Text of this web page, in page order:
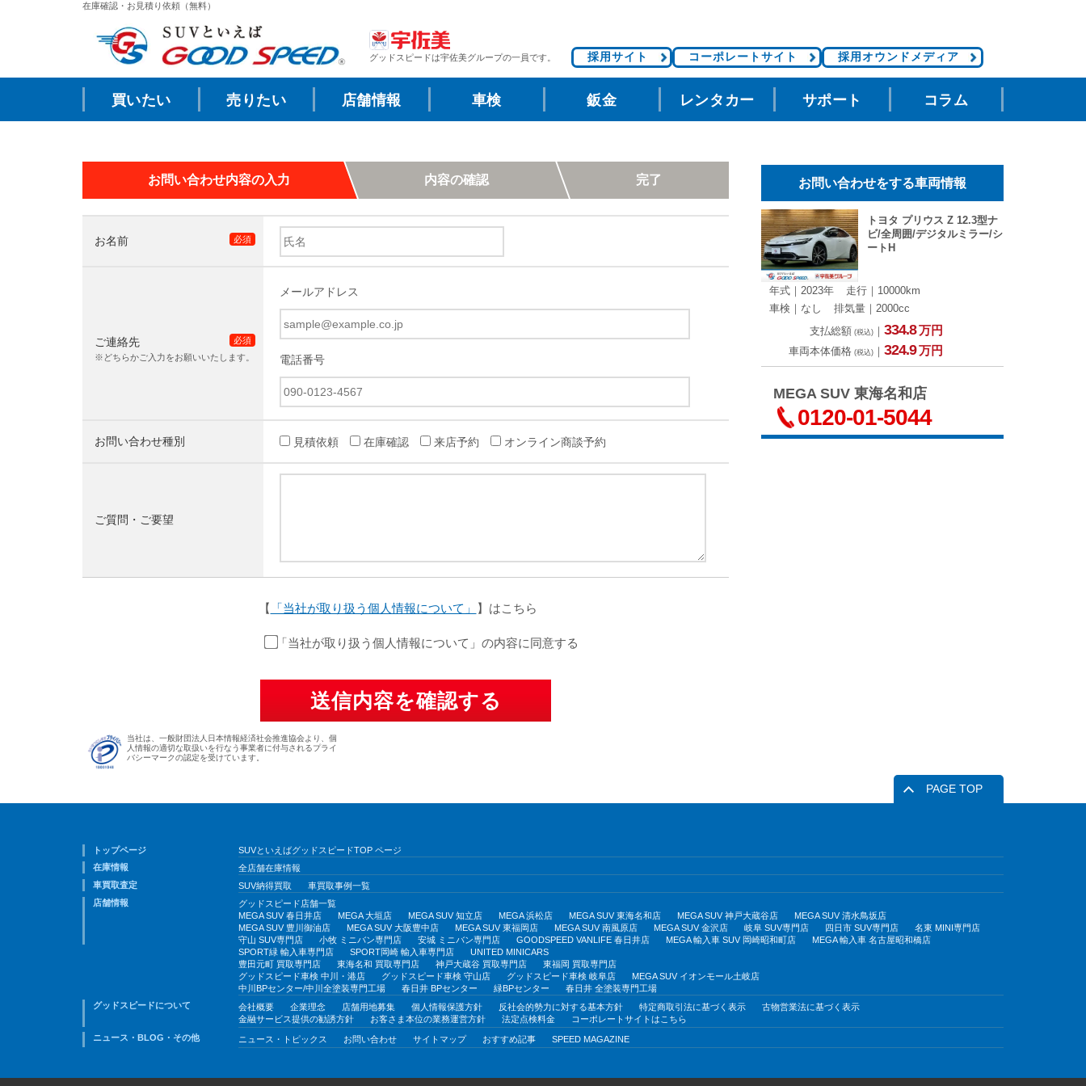
在庫確認・お見積り依頼（無料）
グッドスピードは宇佐美グループの一員です。 採用サイト コーポレートサイト 採用オウンドメディア
買いたい 売りたい 店舗情報 車検 鈑金 レンタカー サポート コラム
お問い合わせをする車両情報
トヨタ プリウス Z 12.3型ナ
ビ/全周囲/デジタルミラー/シ
ートH
年式｜2023年
走行｜10000km
車検｜なし
排気量｜2000cc
支払総額 (税込) ｜ 334.8万円
車両本体価格 (税込) ｜ 324.9万円
MEGA SUV 東海名和店
0120-01-5044
お問い合わせ内容の入力 内容の確認 完了
お名前 必須
ご連絡先
必須
※どちらかご入力をお願いいたします。
メールアドレス
電話番号
お問い合わせ種別 見積依頼 在庫確認 来店予約 オンライン商談予約
ご質問・ご要望
【 「当社が取り扱う個人情報について」 】はこちら
「当社が取り扱う個人情報について」の内容に同意する
PAGE TOP
トップページ
SUVといえばグッドスピードTOP ページ
在庫情報
全店舗在庫情報
車買取査定
SUV納得買取
車買取事例一覧
店舗情報
グッドスピード店舗一覧
MEGA SUV 春日井店
MEGA 大垣店 MEGA SUV 知立店 MEGA 浜松店 MEGA SUV 東海名和店 MEGA SUV 神戸大蔵谷店
MEGA SUV 清水鳥坂店
MEGA SUV 豊川御油店
MEGA SUV 大阪豊中店 MEGA SUV 東福岡店 MEGA SUV 南風原店 MEGA SUV 金沢店 岐阜 SUV専門店 四日市 SUV専門店
名東 MINI専門店
守山 SUV専門店
小牧 ミニバン専門店 安城 ミニバン専門店 GOODSPEED VANLIFE 春日井店 MEGA 輸入車 SUV 岡崎昭和町店
MEGA 輸入車 名古屋昭和橋店
SPORT緑 輸入車専門店
SPORT岡崎 輸入車専門店
UNITED MINICARS
豊田元町 買取専門店
東海名和 買取専門店 神戸大蔵谷 買取専門店
東福岡 買取専門店
グッドスピード車検 中川・港店
グッドスピード車検 守山店 グッドスピード車検 岐阜店
MEGA SUV イオンモール土岐店
中川BPセンター/中川全塗装専門工場
春日井 BPセンター 緑BPセンター
春日井 全塗装専門工場
グッドスピードについて
会社概要 企業理念 店舗用地募集 個人情報保護方針 反社会的勢力に対する基本方針 特定商取引法に基づく表示
古物営業法に基づく表示
金融サービス提供の勧誘方針
お客さま本位の業務運営方針 法定点検料金
コーポレートサイトはこちら
ニュース・BLOG・その他
ニュース・トピックス お問い合わせ サイトマップ おすすめ記事 SPEED MAGAZINE
当社は、一般財団法人日本情報経済社会推進協会より、個
人情報の適切な取扱いを行なう事業者に付与されるプライ
バシーマークの認定を受けています。